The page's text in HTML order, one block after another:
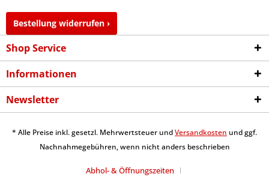
Bestellung widerrufen ›
Shop Service
Informationen
Newsletter
* Alle Preise inkl. gesetzl. Mehrwertsteuer undVersandkosten und ggf.
Nachnahmegebühren, wenn nicht anders beschrieben
Abhol- & Öffnungszeiten